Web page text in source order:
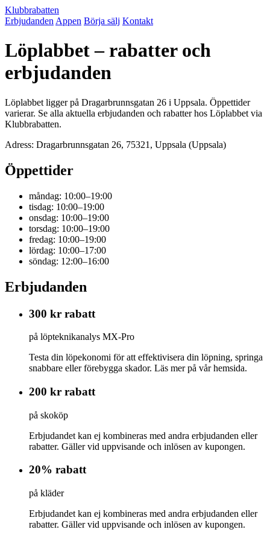
Klubbrabatten
Erbjudanden Appen Börja sälj Kontakt
Löplabbet – rabatter och
erbjudanden
Löplabbet ligger på Dragarbrunnsgatan 26 i Uppsala. Öppettider
varierar. Se alla aktuella erbjudanden och rabatter hos Löplabbet via
Klubbrabatten.
Adress: Dragarbrunnsgatan 26, 75321, Uppsala (Uppsala)
Öppettider
måndag: 10:00–19:00
tisdag: 10:00–19:00
onsdag: 10:00–19:00
torsdag: 10:00–19:00
fredag: 10:00–19:00
lördag: 10:00–17:00
söndag: 12:00–16:00
Erbjudanden
300 kr rabatt
på löpteknikanalys MX-Pro
Testa din löpekonomi för att effektivisera din löpning, springa
snabbare eller förebygga skador. Läs mer på vår hemsida.
200 kr rabatt
på skoköp
Erbjudandet kan ej kombineras med andra erbjudanden eller
rabatter. Gäller vid uppvisande och inlösen av kupongen.
20% rabatt
på kläder
Erbjudandet kan ej kombineras med andra erbjudanden eller
rabatter. Gäller vid uppvisande och inlösen av kupongen.